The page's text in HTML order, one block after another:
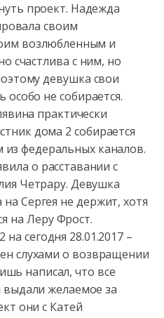
проект. Надежда
своим
возлюбленным и
счастлива с ним, но
девушка свои
не собирается.
практически
дома 2 собирается
федеральных каналов.
о расставании с
Четрару. Девушка
Сергея не держит, хотя
на Леру Фрост.
сегодня 28.01.2017 –
слухами о возвращении
написал, что все
желаемое за
они с Катей